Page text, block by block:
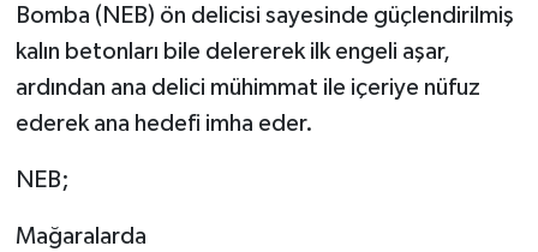
Bomba (NEB) ön delicisi sayesinde güçlendirilmiş
kalın betonları bile delererek ilk engeli aşar,
ardından ana delici mühimmat ile içeriye nüfuz
ederek ana hedefi imha eder.
NEB;
Mağaralarda